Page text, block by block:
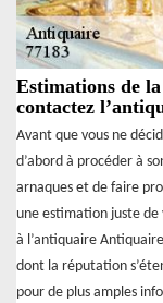
Estimations de
contactez
Avant que vous ne
d’abord à procéder à
arnaques et de faire
une estimation juste de
à l’antiquaire
dont la réputation
pour de plus amples